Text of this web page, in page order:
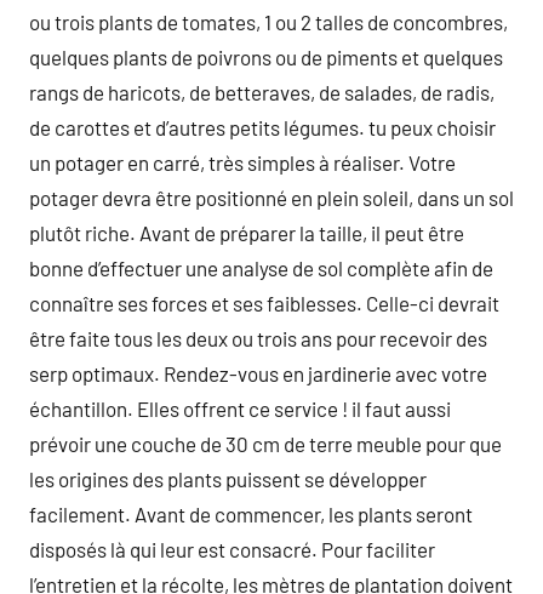
ou trois plants de tomates, 1 ou 2 talles de concombres,
quelques plants de poivrons ou de piments et quelques
rangs de haricots, de betteraves, de salades, de radis,
de carottes et d’autres petits légumes. tu peux choisir
un potager en carré, très simples à réaliser. Votre
potager devra être positionné en plein soleil, dans un sol
plutôt riche. Avant de préparer la taille, il peut être
bonne d’effectuer une analyse de sol complète afin de
connaître ses forces et ses faiblesses. Celle-ci devrait
être faite tous les deux ou trois ans pour recevoir des
serp optimaux. Rendez-vous en jardinerie avec votre
échantillon. Elles offrent ce service ! il faut aussi
prévoir une couche de 30 cm de terre meuble pour que
les origines des plants puissent se développer
facilement. Avant de commencer, les plants seront
disposés là qui leur est consacré. Pour faciliter
l’entretien et la récolte, les mètres de plantation doivent